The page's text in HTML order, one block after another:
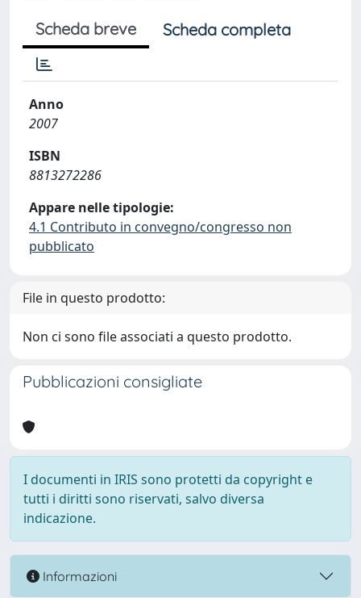
Scheda breve Scheda completa
Anno
2007
ISBN
8813272286
Appare nelle tipologie:
4.1 Contributo in convegno/congresso non
pubblicato
File in questo prodotto:
Non ci sono file associati a questo prodotto.
Pubblicazioni consigliate
I documenti in IRIS sono protetti da copyright e
tutti i diritti sono riservati, salvo diversa
indicazione.
Informazioni